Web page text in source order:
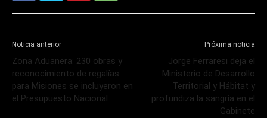
Noticia anterior
Zona Aduanera: 230 obras y
reconocimiento de regalías
para Misiones se incluyeron en
el Presupuesto Nacional
Próxima noticia
Jorge Ferraresi deja el
Ministerio de Desarrollo
Territorial y Hábitat y
profundiza la sangría en el
Gabinete